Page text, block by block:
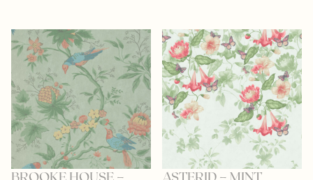
BROOKE HOUSE – ASTERID – MINT